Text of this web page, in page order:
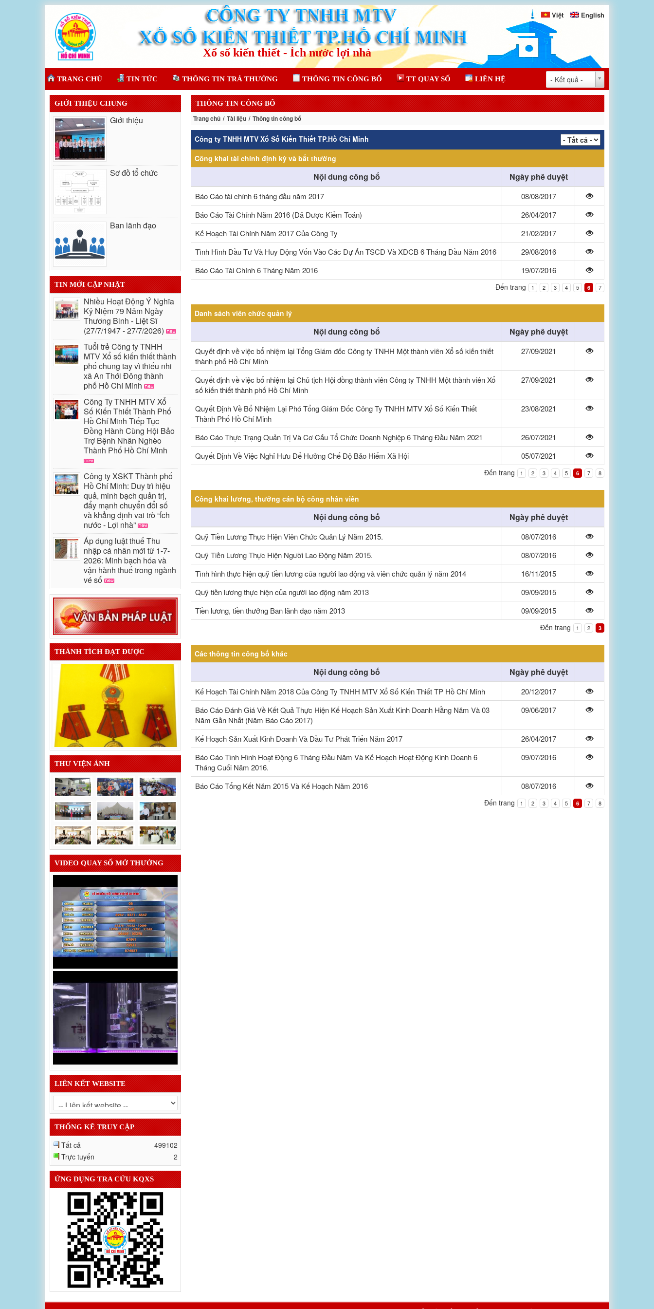
Việt English
TRANG CHỦ TIN TỨC THÔNG TIN TRẢ THƯỞNG THÔNG TIN CÔNG BỐ TT QUAY SỐ LIÊN HỆ - Kết quả -
THÔNG TIN CÔNG BỐ
Trang chủ Tài liệu Thông tin công bố
Công ty TNHH MTV Xổ Số Kiến Thiết TP.Hồ Chí Minh
Công khai tài chính định kỳ và bất thường
Nội dung công bố Ngày phê duyệt
Báo Cáo tài chính 6 tháng đầu năm 2017
08/08/2017
Báo Cáo Tài Chính Năm 2016 (Đã Được Kiểm Toán)
26/04/2017
Kế Hoạch Tài Chính Năm 2017 Của Công Ty
21/02/2017
Tình Hình Đầu Tư Và Huy Động Vốn Vào Các Dự Án TSCĐ Và XDCB 6 Tháng Đầu Năm 2016
29/08/2016
Báo Cáo Tài Chính 6 Tháng Năm 2016
19/07/2016
Đến trang 1 2 3 4 5 6 7
Danh sách viên chức quản lý
Nội dung công bố Ngày phê duyệt
Quyết định về việc bổ nhiệm lại Tổng Giám đốc Công ty TNHH Một thành viên Xổ số kiến thiết
thành phố Hồ Chí Minh
27/09/2021
Quyết định về việc bổ nhiệm lại Chủ tịch Hội đồng thành viên Công ty TNHH Một thành viên Xổ
số kiến thiết thành phố Hồ Chí Minh
27/09/2021
Quyết Định Về Bổ Nhiệm Lại Phó Tổng Giám Đốc Công Ty TNHH MTV Xổ Số Kiến Thiết
Thành Phố Hồ Chí Minh
23/08/2021
Báo Cáo Thực Trạng Quản Trị Và Cơ Cấu Tổ Chức Doanh Nghiệp 6 Tháng Đầu Năm 2021
26/07/2021
Quyết Định Về Việc Nghỉ Hưu Để Hưởng Chế Độ Bảo Hiểm Xã Hội
05/07/2021
Đến trang 1 2 3 4 5 6 7 8
Công khai lương, thưởng cán bộ công nhân viên
Nội dung công bố Ngày phê duyệt
Quỹ Tiền Lương Thực Hiện Viên Chức Quản Lý Năm 2015.
08/07/2016
Quỹ Tiền Lương Thực Hiện Người Lao Động Năm 2015.
08/07/2016
Tình hình thực hiện quỹ tiền lương của người lao động và viên chức quản lý năm 2014
16/11/2015
Quỹ tiền lương thực hiện của người lao động năm 2013
09/09/2015
Tiền lương, tiền thưởng Ban lãnh đạo năm 2013
09/09/2015
Đến trang 1 2 3
Các thông tin công bố khác
Nội dung công bố Ngày phê duyệt
Kế Hoạch Tài Chính Năm 2018 Của Công Ty TNHH MTV Xổ Số Kiến Thiết TP Hồ Chí Minh
20/12/2017
Báo Cáo Đánh Giá Về Kết Quả Thực Hiện Kế Hoạch Sản Xuất Kinh Doanh Hằng Năm Và 03
Năm Gần Nhất (Năm Báo Cáo 2017)
09/06/2017
Kế Hoạch Sản Xuất Kinh Doanh Và Đầu Tư Phát Triển Năm 2017
26/04/2017
Báo Cáo Tình Hình Hoạt Động 6 Tháng Đầu Năm Và Kế Hoạch Hoạt Động Kinh Doanh 6
Tháng Cuối Năm 2016.
09/07/2016
Báo Cáo Tổng Kết Năm 2015 Và Kế Hoạch Năm 2016 08/07/2016
Đến trang 1 2 3 4 5 6 7 8
GIỚI THIỆU CHUNG
Giới thiệu
Sơ đồ tổ chức
Ban lãnh đạo
TIN MỚI CẬP NHẬT
Nhiều Hoạt Động Ý Nghĩa
Kỷ Niệm 79 Năm Ngày
Thương Binh - Liệt Sĩ
(27/7/1947 - 27/7/2026)
Tuổi trẻ Công ty TNHH
MTV Xổ số kiến thiết thành
phố chung tay vì thiếu nhi
xã An Thới Đông thành
phố Hồ Chí Minh
Công Ty TNHH MTV Xổ
Số Kiến Thiết Thành Phố
Hồ Chí Minh Tiếp Tục
Đồng Hành Cùng Hội Bảo
Trợ Bệnh Nhân Nghèo
Thành Phố Hồ Chí Minh
Công ty XSKT Thành phố
Hồ Chí Minh: Duy trì hiệu
quả, minh bạch quản trị,
đẩy mạnh chuyển đổi số
và khẳng định vai trò “Ích
nước - Lợi nhà”
Áp dụng luật thuế Thu
nhập cá nhân mới từ 1-7-
2026: Minh bạch hóa và
vận hành thuế trong ngành
vé số
THÀNH TÍCH ĐẠT ĐƯỢC
THƯ VIỆN ẢNH
VIDEO QUAY SỐ MỞ THƯỞNG
LIÊN KẾT WEBSITE
THỐNG KÊ TRUY CẬP
Tất cả
499102
Trực tuyến
2
ỨNG DỤNG TRA CỨU KQXS